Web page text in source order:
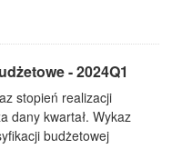
- 2024Q1
stopień realizacji
dany kwartał. Wykaz
budżetowej